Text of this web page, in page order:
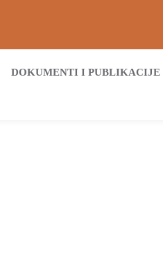
DOKUMENTI I PUBLIKACIJE